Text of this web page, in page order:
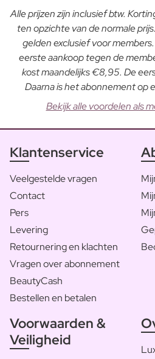
Alle prijzen zijn inclusief btw.
ten opzichte van de normale
gelden exclusief voor
eerste aankoop tegen de
kost maandelijks €8,95. De
Daarna is het abonnement op
Bekijk alle voordelen als
Klantenservice
Veelgestelde vragen
Contact
Pers
Levering
Retournering en klachten
Vragen over abonnement
BeautyCash
Bestellen en betalen
Voorwaarden &
Veiligheid